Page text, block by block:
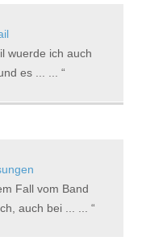
wuerde ich auch
es ... ...
Fall vom Band
auch bei ... ...